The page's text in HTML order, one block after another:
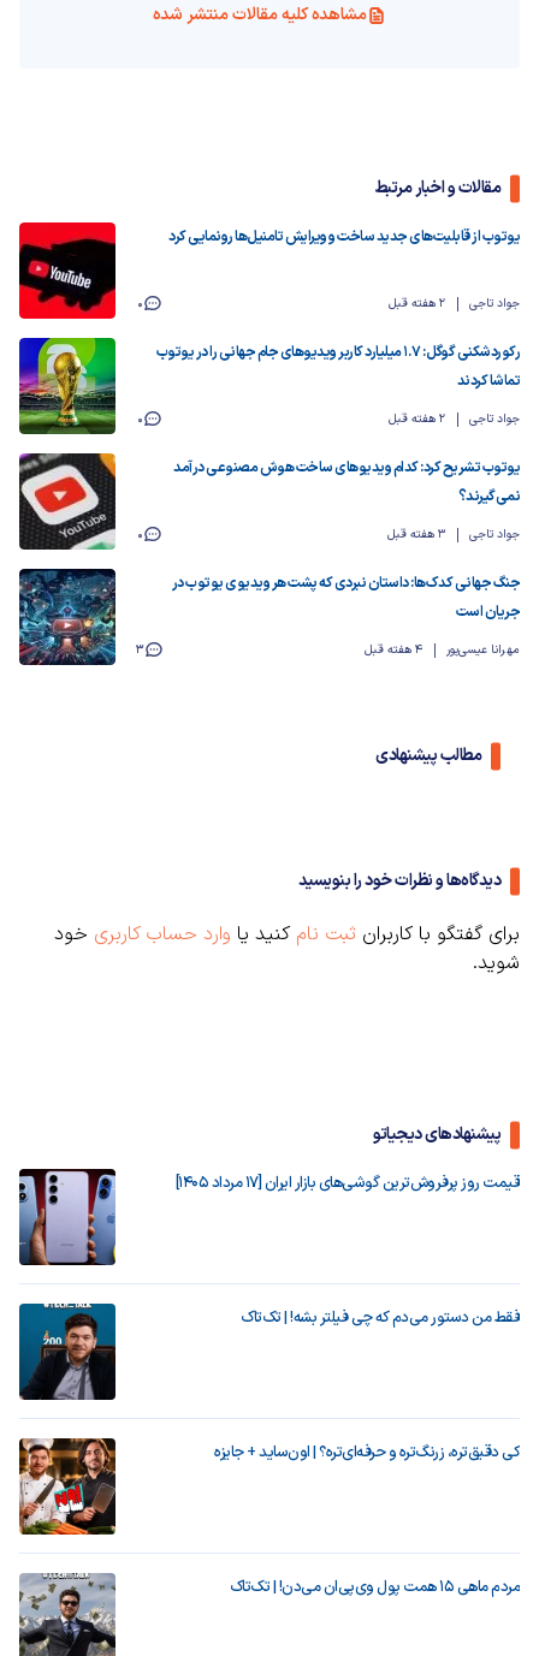
مشاهده کلیه مقالات منتشر شده
مقالات و اخبار مرتبط
یوتوب از قابلیت‌های جدید ساخت و ویرایش تامنیل‌ها رونمایی کرد
جواد تاجی 2 هفته قبل 0
رکوردشکنی گوگل: ۱.۷ میلیارد کاربر ویدیوهای جام جهانی را در یوتوب
تماشا کردند
جواد تاجی 2 هفته قبل 0
یوتوب تشریح کرد: کدام ویدیوهای ساخت هوش مصنوعی درآمد
نمی‌گیرند؟
جواد تاجی 3 هفته قبل 0
جنگ جهانی کدک‌ها: داستان نبردی که پشت هر ویدیوی یوتوب در
جریان است
مهرانا عیسی‌پور 4 هفته قبل 3
مطالب پیشنهادی
دیدگاه‌ها و نظرات خود را بنویسید
برای گفتگو با کاربران ثبت نام کنید یا وارد حساب کاربری خود
شوید.
پیشنهادهای دیجیاتو
قیمت روز پرفروش‌ترین گوشی‌های بازار ایران [17 مرداد 1405]
فقط من دستور می‌دم که چی فیلتر بشه! | تک‌تاک
کی دقیق‌تره، زرنگ‌تره و حرفه‌ای‌تره؟ | اون‌ساید + جایزه
مردم ماهی ۱۵ همت پول وی‌پی‌ان می‌دن! | تک‌تاک